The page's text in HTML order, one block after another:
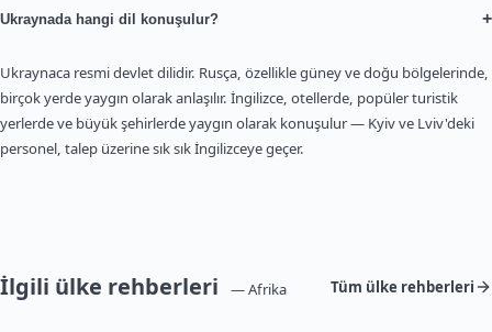
Ukraynada hangi dil konuşulur? +
Ukraynaca resmi devlet dilidir. Rusça, özellikle güney ve doğu bölgelerinde,
birçok yerde yaygın olarak anlaşılır. İngilizce, otellerde, popüler turistik
yerlerde ve büyük şehirlerde yaygın olarak konuşulur — Kyiv ve Lviv'deki
personel, talep üzerine sık sık İngilizceye geçer.
İlgili ülke rehberleri — Afrika Tüm ülke rehberleri